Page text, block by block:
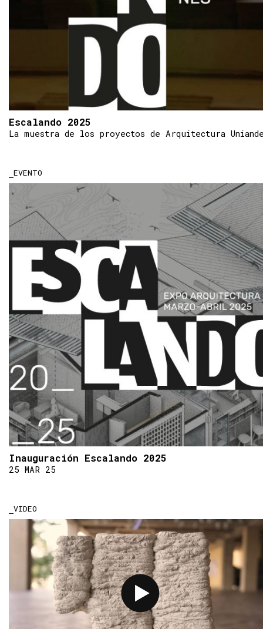
Escalando 2025
La muestra de los proyectos de Arquitectura
EVENTO
Inauguración Escalando 2025
25 MAR 25
VIDEO